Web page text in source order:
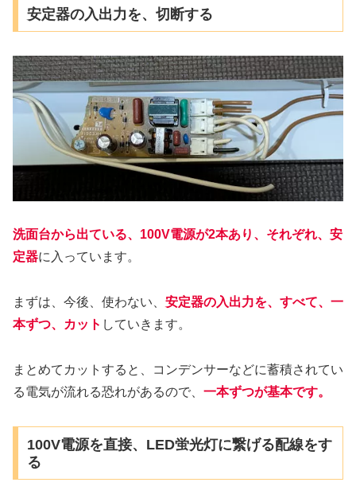
安定器の入出力を、切断する
洗面台から出ている、100V電源が2本あり、それぞれ、安
定器に入っています。
まずは、今後、使わない、 安定器の入出力を、すべて、一
本ずつ、カット していきます。
まとめてカットすると、コンデンサーなどに蓄積されてい
る電気が流れる恐れがあるので、 一本ずつが基本です。
100V電源を直接、LED蛍光灯に繋げる配線をす
る